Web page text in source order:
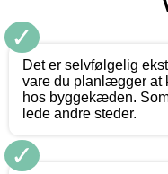
✓
Det er selvfølgelig
vare du planlægger at
hos byggekæden.
lede andre steder.
✓